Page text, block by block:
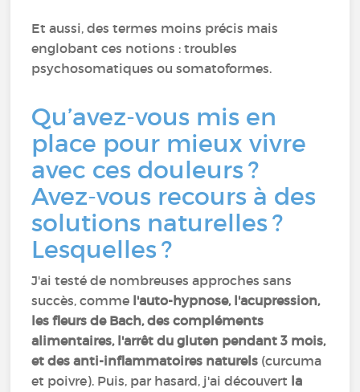
Et aussi, des termes moins précis mais
englobant ces notions : troubles
psychosomatiques ou somatoformes.
Qu’avez-vous mis en
place pour mieux vivre
avec ces douleurs ?
Avez-vous recours à des
solutions naturelles ?
Lesquelles ?
J'ai testé de nombreuses approches sans
succès, comme l'auto-hypnose, l'acupression,
les fleurs de Bach, des compléments
alimentaires, l'arrêt du gluten pendant 3 mois,
et des anti-inflammatoires naturels (curcuma
et poivre). Puis, par hasard, j'ai découvert la